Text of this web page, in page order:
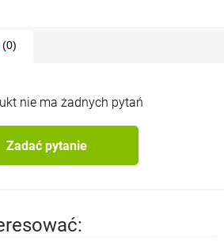
(0)
nie ma żadnych pytań
Zadać pytanie